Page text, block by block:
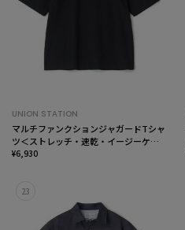
UNION STATION
マルチファンクションジャガードTシャ
ツ＜ストレッチ・速乾・イージーケ
ア・ハンドウォッシャブル・UVカッ
¥6,930
23